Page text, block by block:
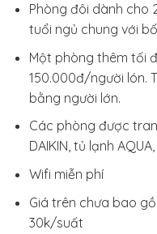
Phòng đôi dành cho
tuổi ngủ chung với
Một phòng thêm tối
150.000đ/người lón.
bằng người lớn.
Các phòng được
DAIKIN, tủ lạnh
Wifi miễn phí
Giá trên chưa bao
30k/suất